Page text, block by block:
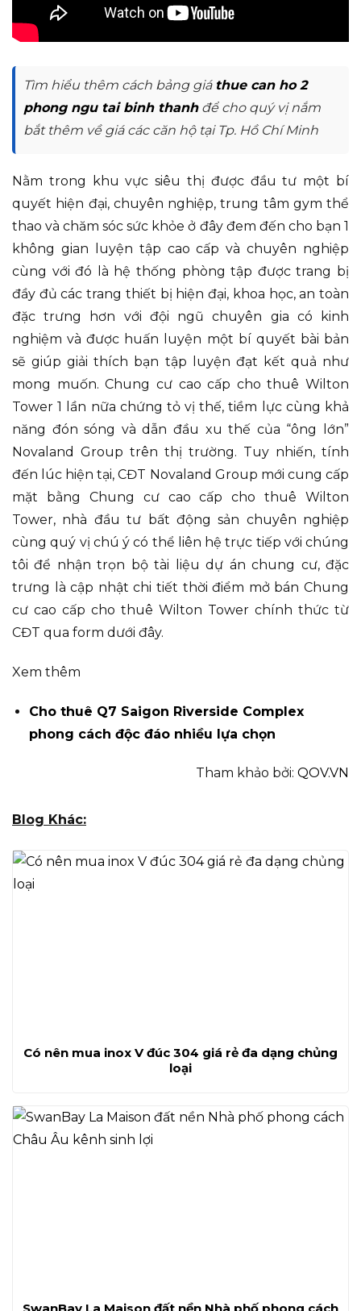
Tìm hiểu thêm cách bảng giá thue can ho 2
phong ngu tai binh thanhđể cho quý vị nắm
bắt thêm về giá các căn hộ tại Tp. Hồ Chí Minh
Nằm trong khu vực siêu thị được đầu tư một bí
quyết hiện đại, chuyên nghiệp, trung tâm gym thể
thao và chăm sóc sức khỏe ở đây đem đến cho bạn 1
không gian luyện tập cao cấp và chuyên nghiệp
cùng với đó là hệ thống phòng tập được trang bị
đầy đủ các trang thiết bị hiện đại, khoa học, an toàn
đặc trưng hơn với đội ngũ chuyên gia có kinh
nghiệm và được huấn luyện một bí quyết bài bản
sẽ giúp giải thích bạn tập luyện đạt kết quả như
mong muốn. Chung cư cao cấp cho thuê Wilton
Tower 1 lần nữa chứng tỏ vị thế, tiềm lực cùng khả
năng đón sóng và dẫn đầu xu thế của “ông lớn”
Novaland Group trên thị trường. Tuy nhiến, tính
đến lúc hiện tại, CĐT Novaland Group mới cung cấp
mặt bằng Chung cư cao cấp cho thuê Wilton
Tower, nhà đầu tư bất động sản chuyên nghiệp
cùng quý vị chú ý có thể liên hệ trực tiếp với chúng
tôi để nhận trọn bộ tài liệu dự án chung cư, đặc
trưng là cập nhật chi tiết thời điểm mở bán Chung
cư cao cấp cho thuê Wilton Tower chính thức từ
CĐT qua form dưới đây.
Xem thêm
Cho thuê Q7 Saigon Riverside Complex
phong cách độc đáo nhiều lựa chọn
Tham khảo bởi: QOV.VN
Blog Khác:
Có nên mua inox V đúc 304 giá rẻ đa dạng chủng
loại